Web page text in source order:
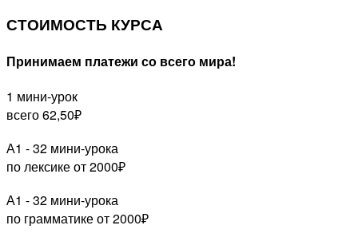
СТОИМОСТЬ КУРСА
Принимаем платежи со всего мира!
1 мини-урок
всего 62,50₽
А1 - 32 мини-урока
по лексике от 2000₽
А1 - 32 мини-урока
по грамматике от 2000₽